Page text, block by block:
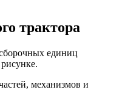
трактора
единиц